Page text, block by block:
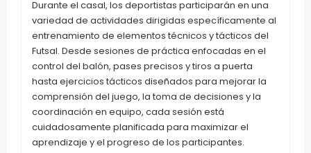
Durante el casal, los deportistas participarán en una
variedad de actividades dirigidas específicamente al
entrenamiento de elementos técnicos y tácticos del
Futsal. Desde sesiones de práctica enfocadas en el
control del balón, pases precisos y tiros a puerta
hasta ejercicios tácticos diseñados para mejorar la
comprensión del juego, la toma de decisiones y la
coordinación en equipo, cada sesión está
cuidadosamente planificada para maximizar el
aprendizaje y el progreso de los participantes.